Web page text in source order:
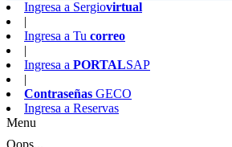
Ingresa a Sergiovirtual
|
Ingresa a Tu correo
|
Ingresa a PORTALSAP
|
Contraseñas GECO
Ingresa a Reservas
Menu
Oops...